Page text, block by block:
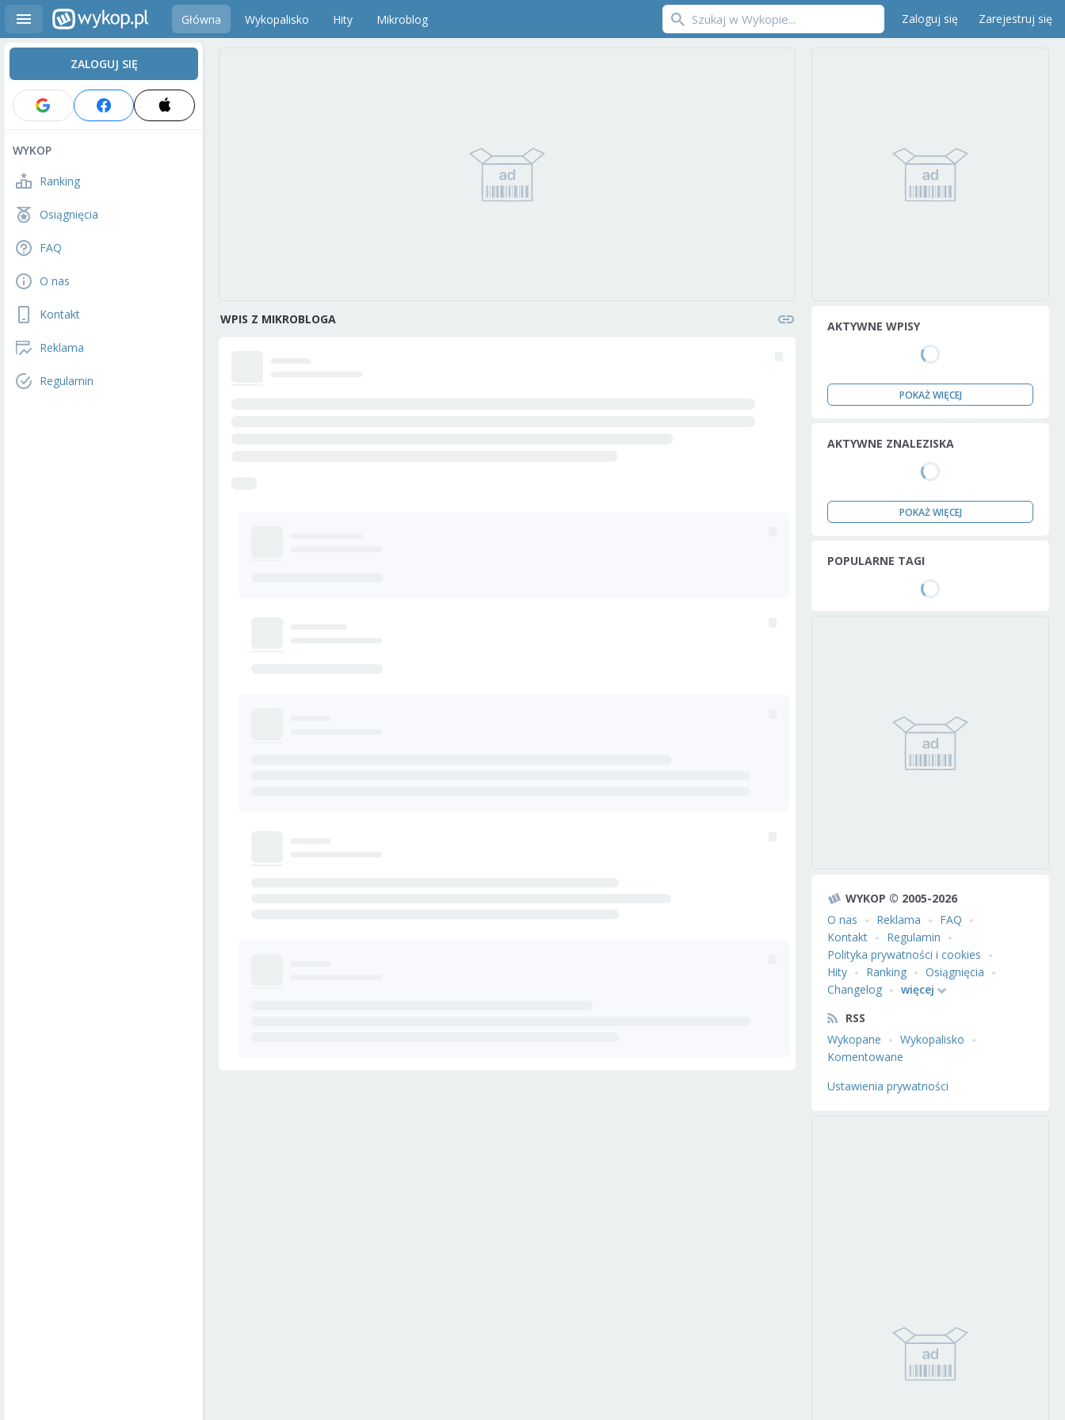
Główna Wykopalisko Hity Mikroblog Zaloguj się Zarejestruj się
ZALOGUJ SIĘ
WYKOP
Ranking
Osiągnięcia
FAQ
O nas
Kontakt
Reklama
Regulamin
WPIS Z MIKROBLOGA AKTYWNE WPISY
POKAŻ WIĘCEJ
AKTYWNE ZNALEZISKA
POKAŻ WIĘCEJ
POPULARNE TAGI
WYKOP © 2005-2026
O nas
Reklama
FAQ
Kontakt
Regulamin
Polityka prywatności i cookies
Hity
Ranking
Osiągnięcia
Changelog
więcej
RSS
Wykopane
Wykopalisko
Komentowane
Ustawienia prywatności